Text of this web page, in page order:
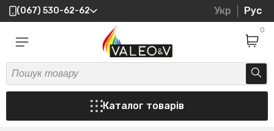
(067) 530-62-62 Укр Рус
0
Каталог товарів